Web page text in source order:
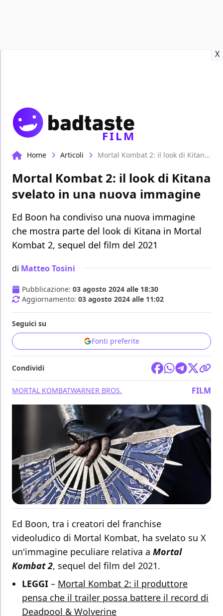
X
FILM
Home Articoli Mortal Kombat 2: il look di Kitana svelato in una nuova immagine
Mortal Kombat 2: il look di Kitana
svelato in una nuova immagine
Ed Boon ha condiviso una nuova immagine
che mostra parte del look di Kitana in Mortal
Kombat 2, sequel del film del 2021
di Matteo Tosini
Pubblicazione: 03 agosto 2024 alle 18:30
Aggiornamento: 03 agosto 2024 alle 11:02
Seguici su
Fonti preferite
Condividi
MORTAL KOMBATWARNER BROS. FILM
Ed Boon, tra i creatori del franchise
videoludico di Mortal Kombat, ha svelato su X
un'immagine peculiare relativa a Mortal
Kombat 2, sequel del film del 2021.
LEGGI – Mortal Kombat 2: il produttore
pensa che il trailer possa battere il record di
Deadpool & Wolverine